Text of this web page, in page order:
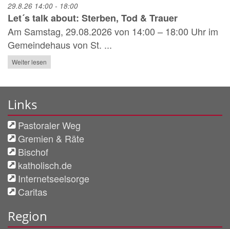
29.8.26 14:00 - 18:00
Let´s talk about: Sterben, Tod & Trauer
Am Samstag, 29.08.2026 von 14:00 – 18:00 Uhr im
Gemeindehaus von St. ...
Weiter lesen
Links
Pastoraler Weg
Gremien & Räte
Bischof
katholisch.de
Internetseelsorge
Caritas
Region